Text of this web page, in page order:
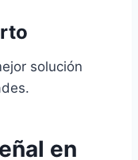
solución
en